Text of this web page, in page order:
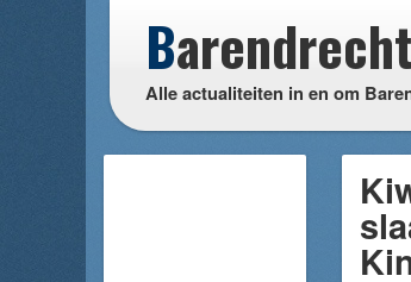
Barendrecht
Alle actualiteiten in en om